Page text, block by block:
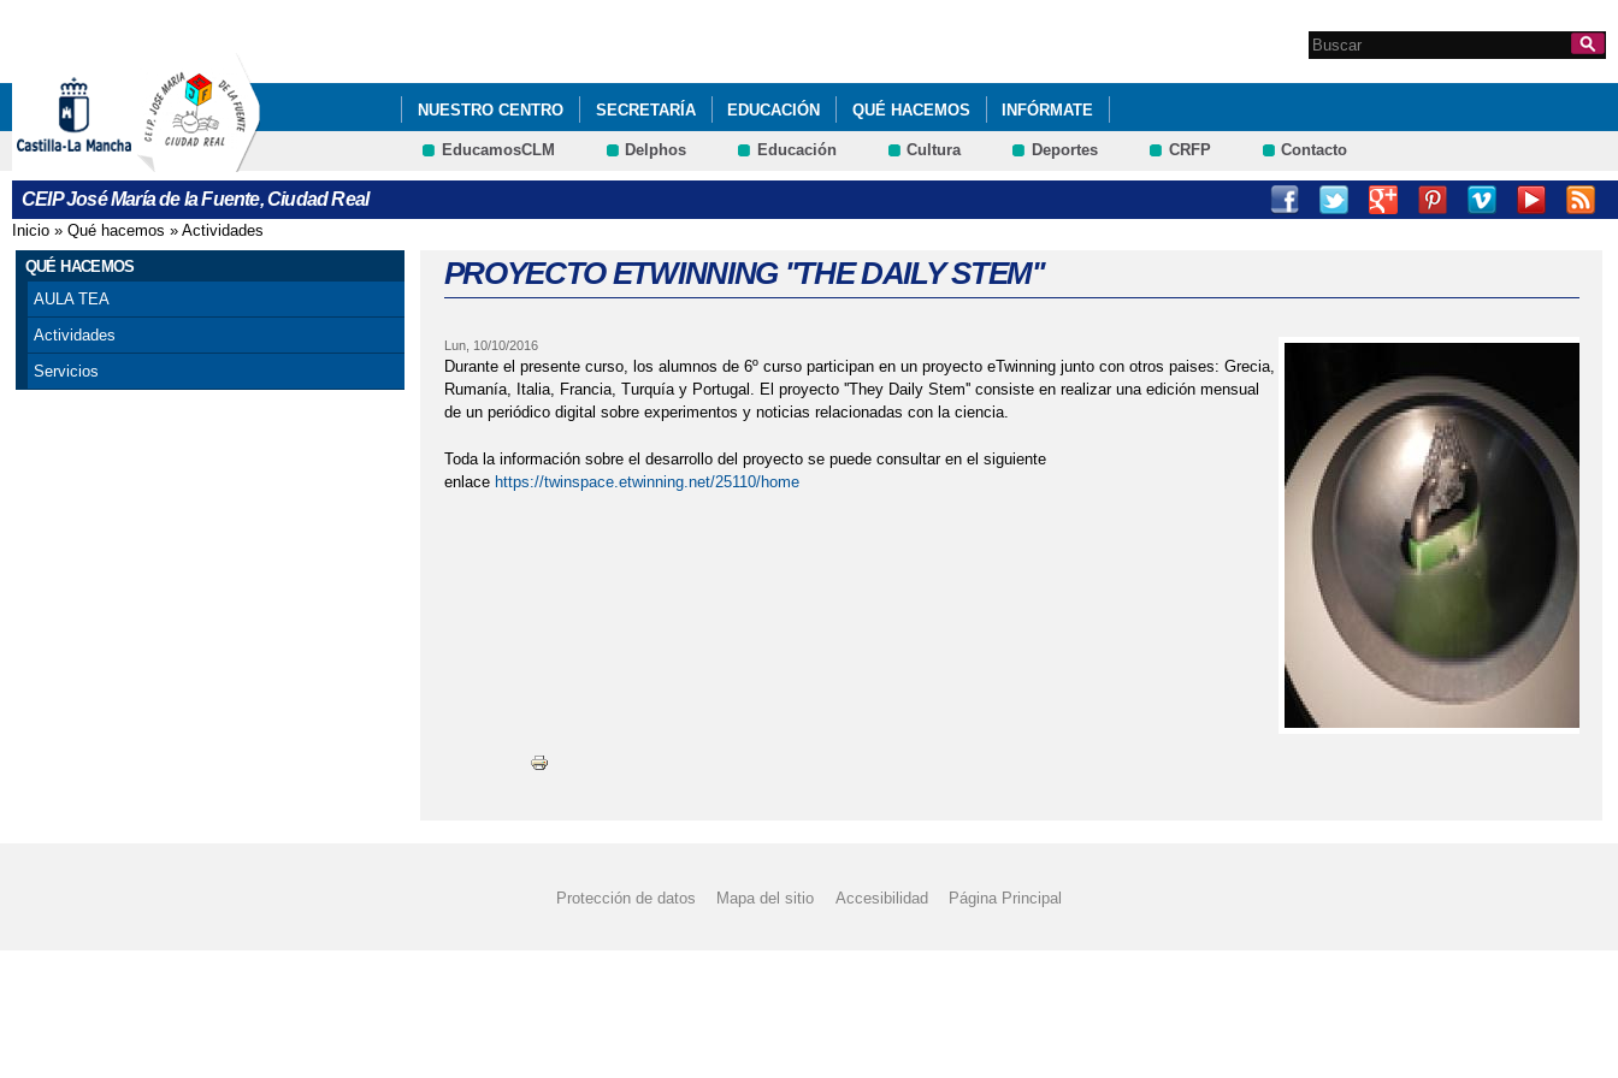
Formulario de
Search this site
NUESTRO CENTRO SECRETARÍA EDUCACIÓN QUÉ HACEMOS INFÓRMATE
EducamosCLM Delphos Educación Cultura Deportes CRFP Contacto
CEIP José María de la Fuente, Ciudad Real
Se encuentra usted aquí
Inicio » Qué hacemos » Actividades
QUÉ HACEMOS
AULA TEA
Actividades
Servicios
PROYECTO ETWINNING ''THE DAILY STEM''
Lun, 10/10/2016
Durante el presente curso, los alumnos de 6º curso participan en un proyecto eTwinning junto con otros paises: Grecia,
Rumanía, Italia, Francia, Turquía y Portugal. El proyecto ''They Daily Stem'' consiste en realizar una edición mensual
de un periódico digital sobre experimentos y noticias relacionadas con la ciencia.
Toda la información sobre el desarrollo del proyecto se puede consultar en el siguiente
enlace https://twinspace.etwinning.net/25110/home
Protección de datos Mapa del sitio Accesibilidad Página Principal